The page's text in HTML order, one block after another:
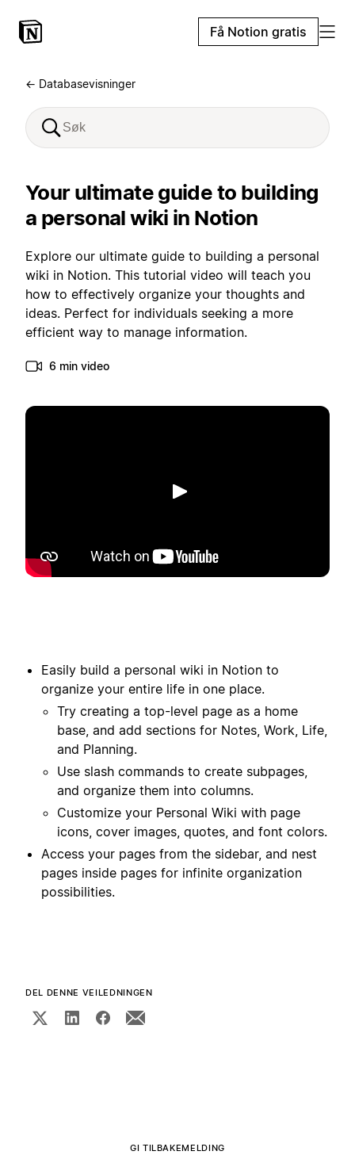
Få Notion gratis
← Databasevisninger
Your ultimate guide to building
a personal wiki in Notion
Explore our ultimate guide to building a personal
wiki in Notion. This tutorial video will teach you
how to effectively organize your thoughts and
ideas. Perfect for individuals seeking a more
efficient way to manage information.
6 min video
Spill av
Easily build a personal wiki in Notion to
organize your entire life in one place.
Try creating a top-level page as a home
base, and add sections for Notes, Work, Life,
and Planning.
Use slash commands to create subpages,
and organize them into columns.
Customize your Personal Wiki with page
icons, cover images, quotes, and font colors.
Access your pages from the sidebar, and nest
pages inside pages for infinite organization
possibilities.
DEL DENNE VEILEDNINGEN
GI TILBAKEMELDING